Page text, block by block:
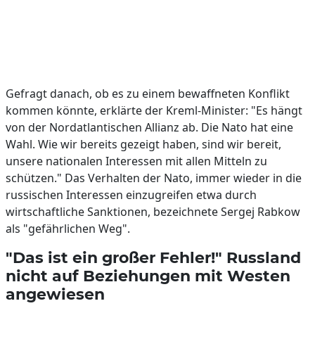
Gefragt danach, ob es zu einem bewaffneten Konflikt
kommen könnte, erklärte der Kreml-Minister: "Es hängt
von der Nordatlantischen Allianz ab. Die Nato hat eine
Wahl. Wie wir bereits gezeigt haben, sind wir bereit,
unsere nationalen Interessen mit allen Mitteln zu
schützen." Das Verhalten der Nato, immer wieder in die
russischen Interessen einzugreifen etwa durch
wirtschaftliche Sanktionen, bezeichnete Sergej Rabkow
als "gefährlichen Weg".
"Das ist ein großer Fehler!" Russland
nicht auf Beziehungen mit Westen
angewiesen